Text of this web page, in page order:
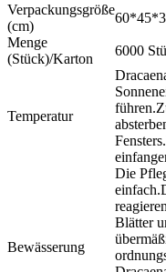
Verpackungsgröße
(cm)
Menge
(Stück)/Karton
6000
Temperatur
Bewässerung
Die
Blätter